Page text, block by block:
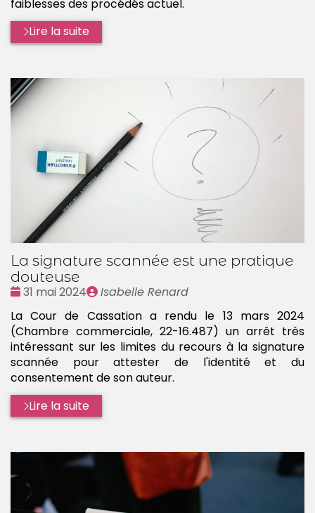
faiblesses des procédés actuel.
Lire la suite
La signature scannée est une pratique
douteuse
Date
31 mai 2024
Publié
Isabelle Renard
La Cour de Cassation a rendu le 13 mars 2024
(Chambre commerciale, 22-16.487) un arrêt très
intéressant sur les limites du recours à la signature
scannée pour attester de l'identité et du
consentement de son auteur.
Lire la suite